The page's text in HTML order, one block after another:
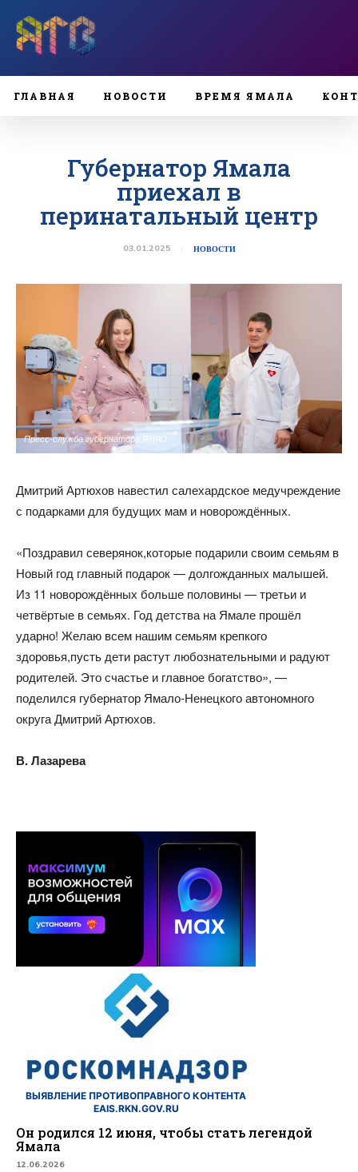
ГЛАВНАЯ НОВОСТИ ВРЕМЯ ЯМАЛА
Губернатор Ямала
приехал в
перинатальный центр
03.01.2025 НОВОСТИ
Пресс-служба губернатора ЯНАО
Дмитрий Артюхов навестил салехардское медучреждение
с подарками для будущих мам и новорождённых.
«Поздравил северянок,которые подарили своим семьям в
Новый год главный подарок — долгожданных малышей.
Из 11 новорождённых больше половины — третьи и
четвёртые в семьях. Год детства на Ямале прошёл
ударно! Желаю всем нашим семьям крепкого
здоровья,пусть дети растут любознательными и радуют
родителей. Это счастье и главное богатство», —
поделился губернатор Ямало-Ненецкого автономного
округа Дмитрий Артюхов.
В. Лазарева
ВЫЯВЛЕНИЕ ПРОТИВОПРАВНОГО КОНТЕНТА
EAIS.RKN.GOV.RU
Он родился 12 июня, чтобы стать легендой
Ямала
12.06.2026